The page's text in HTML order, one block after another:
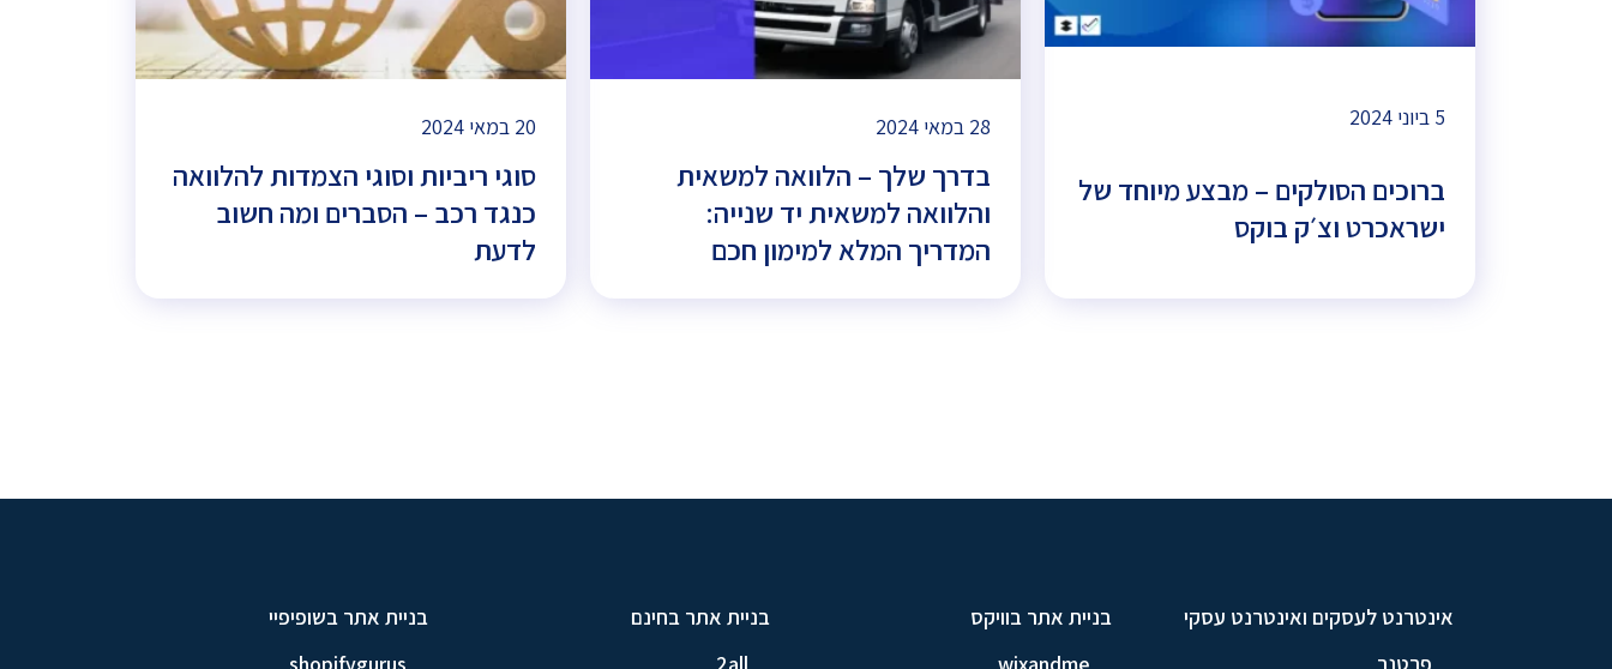
ברוכים הסולקים – מבצע מיוחד של
ישראכרט וצ׳ק בוקס
5 ביוני 2024
בדרך שלך – הלוואה למשאית
והלוואה למשאית יד שנייה:
המדריך המלא למימון חכם
28 במאי 2024
סוגי ריביות וסוגי הצמדות להלוואה
כנגד רכב – הסברים ומה חשוב
לדעת
20 במאי 2024
אינטרנט לעסקים ואינטרנט עסקי
פרטנר
בניית אתר בוויקס
wixandme
בניית אתר בחינם
2all
בניית אתר בשופיפיי
shopifygurus